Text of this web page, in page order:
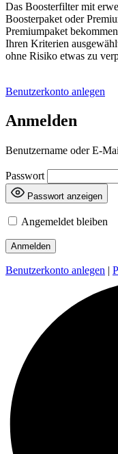
Das Boosterfilter mit
Boosterpaket oder
Premiumpaket
Ihren Kriterien
ohne Risiko etwas zu
Benutzerkonto anlegen
Anmelden
Benutzername oder E-
Passwort
Passwort anzeigen
Angemeldet bleiben
Benutzerkonto anlegen |